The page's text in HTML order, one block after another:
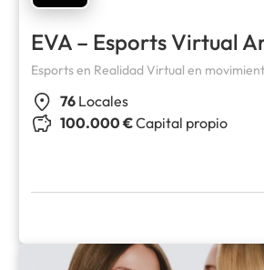
EVA – Esports Virtual
Esports en Realidad Virtual en
76 Locales
100.000 €Capital propio